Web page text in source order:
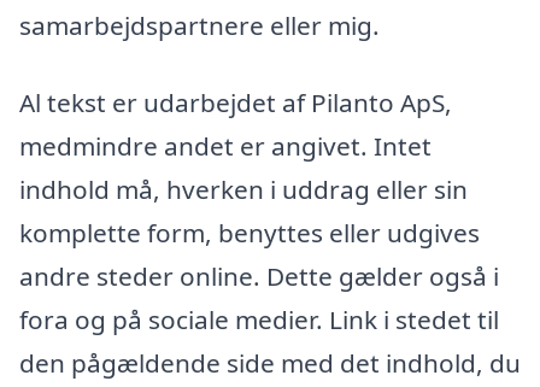
samarbejdspartnere eller mig.
Al tekst er udarbejdet af Pilanto ApS,
medmindre andet er angivet. Intet
indhold må, hverken i uddrag eller sin
komplette form, benyttes eller udgives
andre steder online. Dette gælder også i
fora og på sociale medier. Link i stedet til
den pågældende side med det indhold, du